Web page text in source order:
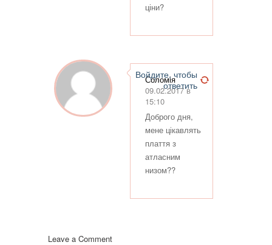
ціни?
Соломія
09.02.2017 в
15:10
Доброго дня,
мене цікавлять
плаття з
атласним
низом??
Войдите, чтобы
ответить
Leave a Comment